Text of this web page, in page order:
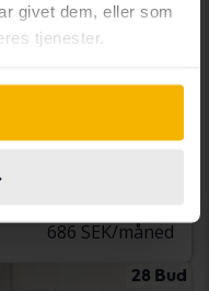
givet dem, eller som
tjenester.
686 SEK/måned
28 Bud